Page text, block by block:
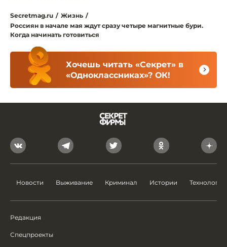
Secretmag.ru / Жизнь /
Россиян в начале мая ждут сразу четыре магнитные бури.
Когда начинать готовиться
Хочешь читать «Секрет» в
«Одноклассниках»? ОК!
Новости Выживание Криминал Истории Технологии
Редакция
Спецпроекты